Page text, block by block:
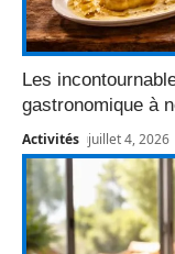
Les
gastronomique à
Activités juillet 4, 2026